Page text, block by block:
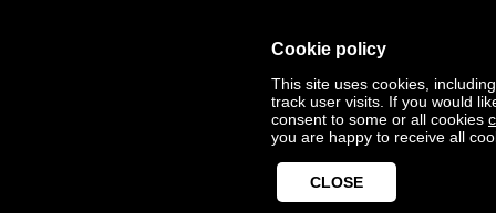
Cookie policy
This site uses cookies,
track user visits. If you would
consent to some or all cookies
you are happy to receive all
CLOSE